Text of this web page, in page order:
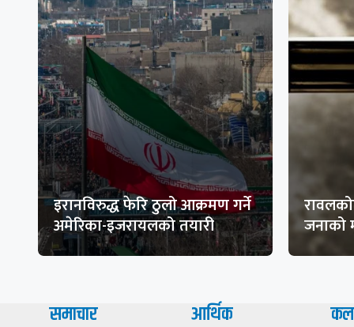
इरानविरुद्ध फेरि ठुलो आक्रमण गर्ने
अमेरिका-इजरायलको तयारी जनाको
समाचार आर्थिक